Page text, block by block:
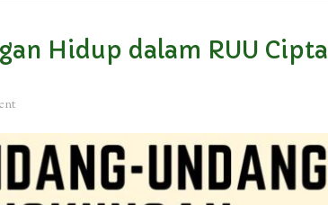
Hidup dalam RUU Cipta